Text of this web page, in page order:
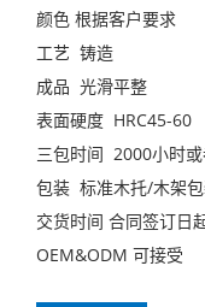
颜色 根据客户要求
工艺 铸造
成品 光滑平整
表面硬度 HRC45-60
三包时间 2000小时或
包装 标准木托/木架
交货时间 合同签订日
OEM&ODM 可接受